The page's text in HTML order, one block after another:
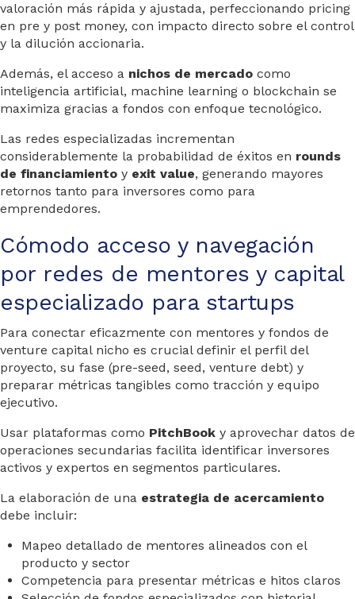
valoración más rápida y ajustada, perfeccionando pricing
en pre y post money, con impacto directo sobre el control
y la dilución accionaria.
Además, el acceso a nichos de mercado como
inteligencia artificial, machine learning o blockchain se
maximiza gracias a fondos con enfoque tecnológico.
Las redes especializadas incrementan
considerablemente la probabilidad de éxitos en rounds
de financiamiento y exit value, generando mayores
retornos tanto para inversores como para
emprendedores.
Cómodo acceso y navegación
por redes de mentores y capital
especializado para startups
Para conectar eficazmente con mentores y fondos de
venture capital nicho es crucial definir el perfil del
proyecto, su fase (pre-seed, seed, venture debt) y
preparar métricas tangibles como tracción y equipo
ejecutivo.
Usar plataformas como PitchBook y aprovechar datos de
operaciones secundarias facilita identificar inversores
activos y expertos en segmentos particulares.
La elaboración de una estrategia de acercamiento
debe incluir:
Mapeo detallado de mentores alineados con el
producto y sector
Competencia para presentar métricas e hitos claros